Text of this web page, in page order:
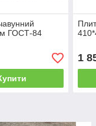
ГОСТ-84
1